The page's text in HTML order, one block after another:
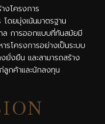
งโครงการ
ดยมุ่งเน้นมาตรฐาน
ล การออกแบบที่ทันสมัยมี
รโครงการอย่างเป็นระบบ
ยั่งยืน และสามารถสร้าง
ลูกค้าและนักลงทุน